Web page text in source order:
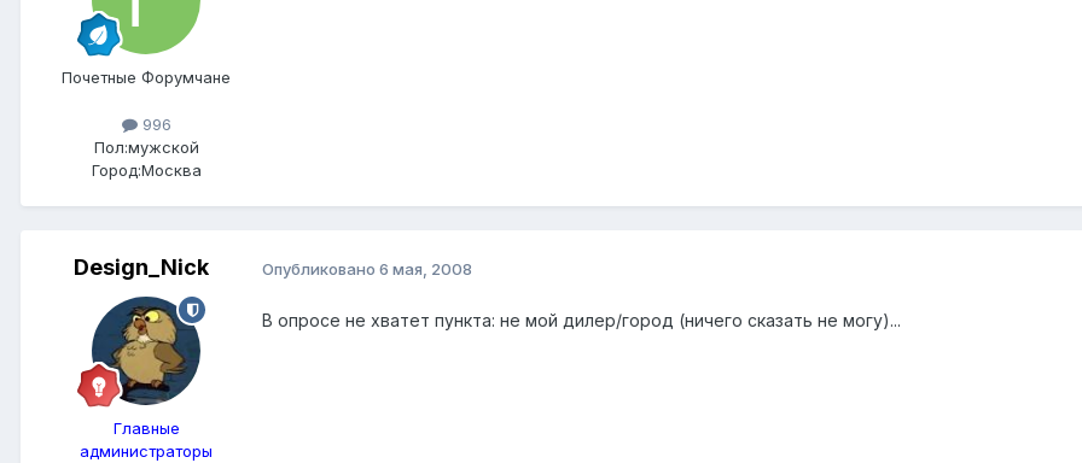
Почетные Форумчане
996
Пол:мужской
Город:Москва
Design_Nick
Главные
администраторы
Опубликовано 6 мая, 2008
В опросе не хватет пункта: не мой дилер/город (ничего сказать не могу)...